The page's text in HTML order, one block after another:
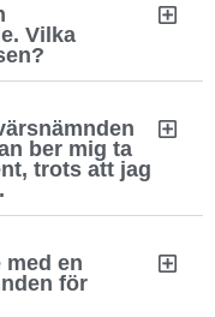
Vilka
ber mig ta
trots att jag
en
för